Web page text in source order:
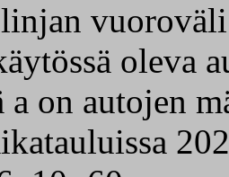
oleva
a on autojen